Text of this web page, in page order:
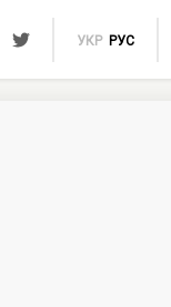
УКР РУС